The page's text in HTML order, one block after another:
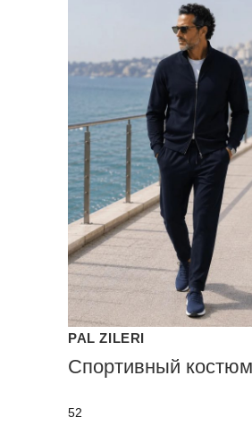
PAL ZILERI
Спортивный костюм
52